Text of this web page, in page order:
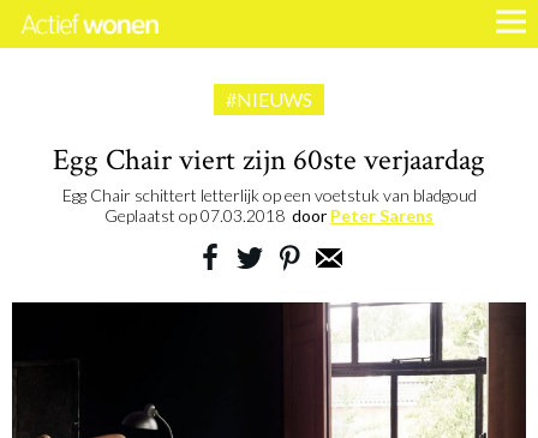
#NIEUWS
Egg Chair viert zijn 60ste verjaardag
Egg Chair schittert letterlijk op een voetstuk van bladgoud
Geplaatst op07.03.2018 door Peter Sarens